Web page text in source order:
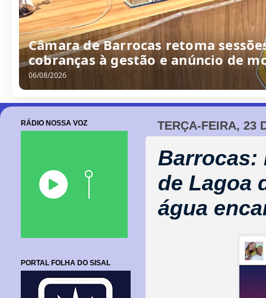
QUADRO PROFISSÕES com o
06/08/2026
TERÇA-FEIRA, 23
Barrocas:
de Lagoa
água
RÁDIO NOSSA VOZ
PORTAL FOLHA DO SISAL